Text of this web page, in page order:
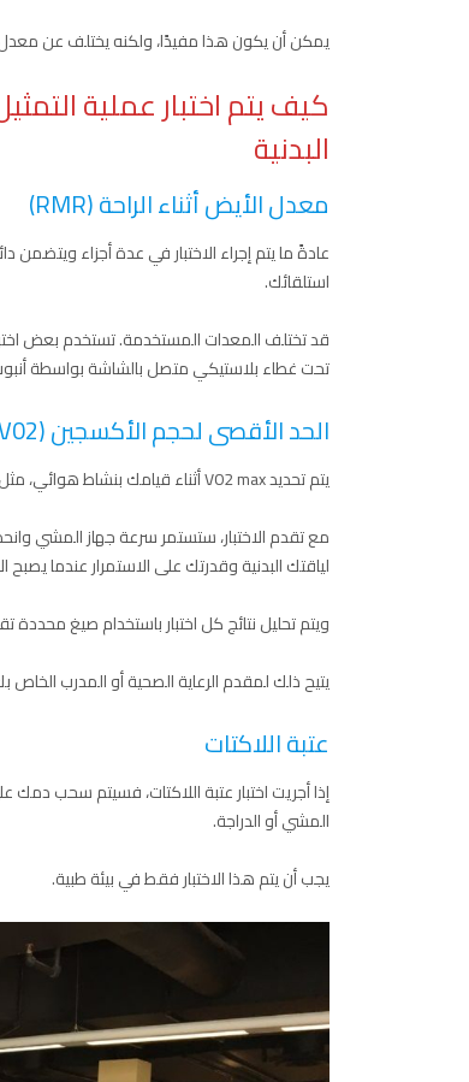
يمكن أن يكون هذا مفيدًا، ولكنه يختلف عن
كيف يتم اختبار عملية
البدنية
معدل الأيض أثناء الراحة (RMR)
استلقائك.
قد تختلف المعدات المستخدمة. تستخدم بعض
تحت غطاء بلاستيكي متصل بالشاشة بواسطة
الحد الأقصى لحجم الأكسجين (V02) كحد أقصى
يتم تحديد V02 max أثناء قيامك بنشاط هوائي، مثل
مع تقدم الاختبار، ستستمر سرعة جهاز المشي
لياقتك البدنية وقدرتك على الاستمرار عندما يصبح
ويتم تحليل نتائج كل اختبار باستخدام صيغ
يتيح ذلك لمقدم الرعاية الصحية أو المدرب الخاص
عتبة اللاكتات
إذا أجريت اختبار عتبة اللاكتات، فسيتم سحب دمك
المشي أو الدراجة.
يجب أن يتم هذا الاختبار فقط في بيئة طبية.